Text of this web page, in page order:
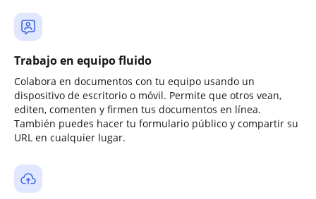
Trabajo en equipo fluido
Colabora en documentos con tu equipo usando un
dispositivo de escritorio o móvil. Permite que otros vean,
editen, comenten y firmen tus documentos en línea.
También puedes hacer tu formulario público y compartir su
URL en cualquier lugar.